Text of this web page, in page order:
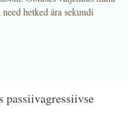
hetked ära sekundi
passiivagressiivse